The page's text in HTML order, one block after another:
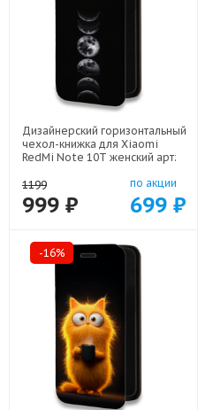
Дизайнерский горизонтальный
чехол-книжка для Xiaomi
RedMi Note 10T женский арт:
1199
999 ₽
по акции
699 ₽
-16%